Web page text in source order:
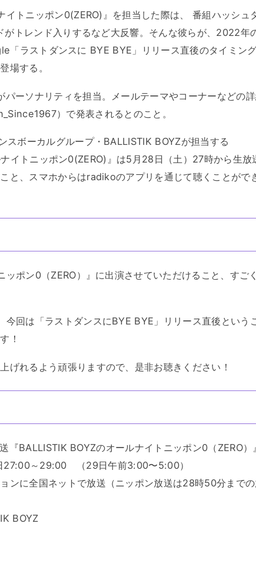
トニッポン0(ZERO)』を担当した際は、 番組ハッシュ
がトレンド入りするなど大反響。そんな彼らが、2022年
「ラストダンスに BYE BYE」リリース直後のタイミン
場する。
ーソナリティを担当。メールテーマやコーナーなどの
）で発表されるとのこと。
スボーカルグループ・BALLISTIK BOYZが担当する
イトニッポン0(ZERO)』は5月28日（土）27時から生放
と、スマホからはradikoのアプリを通じて聴くことがで
ッポン0（ZERO）』に出演させていただけること、すご
今回は「ラストダンスにBYE BYE」リリース直後という
！
げれるよう頑張りますので、是非お聴きください！
『BALLISTIK BOYZのオールナイトニッポン0（ZERO）』
～29:00 （29日午前3:00〜5:00）
ンに全国ネットで放送（ニッポン放送は28時50分まで
BOYZ